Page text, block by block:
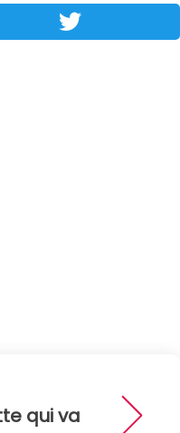
qui va